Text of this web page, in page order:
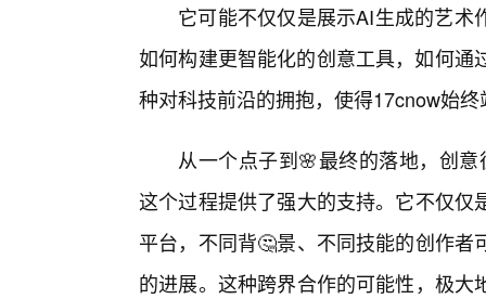
它可能不仅仅是展示AI生成的艺
如何构建更智能化的创意工具，如何
种对科技前沿的拥抱，使得17cnow始
从一个点子到🌸最终的落地，创
这个过程提供了强大的支持。它不仅
平台，不同背🤔景、不同技能的创作
的进展。这种跨界合作的可能性，极